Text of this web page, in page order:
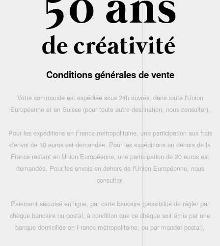
Conditions générales de vente
Votre commande est expédiée sous 24h ouvrés, dans toute l'Union
Européenne et en Suisse (pour toute autre destination, nous consulter),
Pour les expéditions en France métropolitaine, une participation aux frais
d'envoi de 10 euros est demandée. Pour les expéditions en dehors de la
France restant en Union Européenne, une participation de 20 euros est
demandée. Pour les envois en dehors de l'Union Européenne, nous
consulter.
Paiement sécurisé en ligne, par carte bancaire (possibilité de régler par
chèque bancaire ou postal, à condition que ce chèque soit émis par une
banque domiciliée en France métropolitaine, ou par mandat postal),